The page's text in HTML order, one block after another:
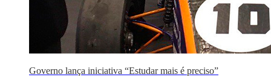
Governo lança iniciativa “Estudar mais é preciso”